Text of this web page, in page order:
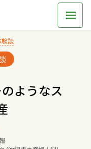
験談
ようなス
つ